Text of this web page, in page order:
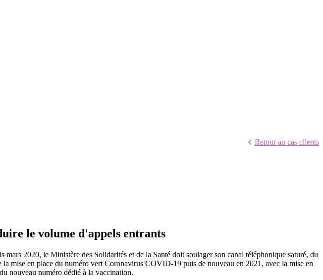
Retour au cas clients
le volume d'appels entrants
mars 2020, le Ministère des Solidarités et de la Santé doit soulager son canal téléphonique saturé, du
la mise en place du numéro vert Coronavirus COVID-19 puis de nouveau en 2021, avec la mise en
nouveau numéro dédié à la vaccination.